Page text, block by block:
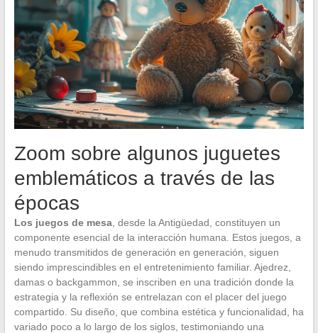
Zoom sobre algunos juguetes
emblemáticos a través de las
épocas
Los juegos de mesa, desde la Antigüedad, constituyen un
componente esencial de la interacción humana. Estos juegos, a
menudo transmitidos de generación en generación, siguen
siendo imprescindibles en el entretenimiento familiar. Ajedrez,
damas o backgammon, se inscriben en una tradición donde la
estrategia y la reflexión se entrelazan con el placer del juego
compartido. Su diseño, que combina estética y funcionalidad, ha
variado poco a lo largo de los siglos, testimoniando una